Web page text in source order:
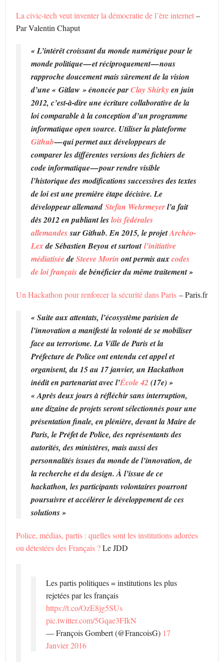
La civic-tech veut inventer la démocratie de l’ère internet–
Par Valentin Chaput
« L’intérêt croissant du monde numérique pour le
monde politique — et réciproquement — nous
rapproche doucement mais sûrement de la vision
d’une « Gitlaw » énoncée parClay Shirkyen juin
2012, c’est-à-dire une écriture collaborative de la
loi comparable à la conception d’un programme
informatique open source. Utiliser la plateforme
Github— qui permet aux développeurs de
comparer les différentes versions des fichiers de
code informatique — pour rendre visible
l’historique des modifications successives des textes
de loi est une première étape décisive. Le
développeur allemandStefan Wehrmeyerl’a fait
dès 2012 en publiant leslois fédérales
allemandessur Github. En 2015, le projetArchéo-
Lexde Sébastien Beyou et surtoutl’initiative
médiatiséedeSteeve Morin ont permis auxcodes
de loi françaisde bénéficier du même traitement »
Un Hackathon pour renforcer la sécurité dans Paris – Paris.fr
« Suite aux attentats, l’écosystème parisien de
l’innovation a manifesté la volonté de se mobiliser
face au terrorisme. La Ville de Paris et la
Préfecture de Police ont entendu cet appel et
organisent, du 15 au 17 janvier, un Hackathon
inédit en partenariat avec l’École 42 (17e) »
« Après deux jours à réfléchir sans interruption,
une dizaine de projets seront sélectionnés pour une
présentation finale, en plénière, devant la Maire de
Paris, le Préfet de Police, des représentants des
autorités, des ministères, mais aussi des
personnalités issues du monde de l’innovation, de
la recherche et du design. À l’issue de ce
hackathon, les participants volontaires pourront
poursuivre et accélérer le développement de ces
solutions »
Police, médias, partis : quelles sont les institutions adorées
ou détestées des Français ?Le JDD
Les partis politiques = institutions les plus
rejetées par les français
https://t.co/OzE8jg5SUs
pic.twitter.com/5Gqae3FIkN
— François Gombert (@FrancoisG) 17
Janvier 2016